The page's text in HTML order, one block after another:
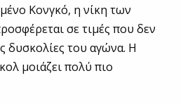
Κονγκό, η νίκη των
σε τιμές που δεν
δυσκολίες του αγώνα. Η
μοιάζει πολύ πιο